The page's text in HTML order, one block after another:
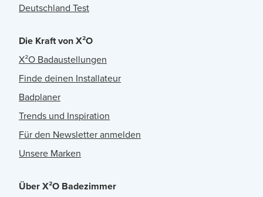
Deutschland Test
Die Kraft von X²O
X²O Badaustellungen
Finde deinen Installateur
Badplaner
Trends und Inspiration
Für den Newsletter anmelden
Unsere Marken
Über X²O Badezimmer